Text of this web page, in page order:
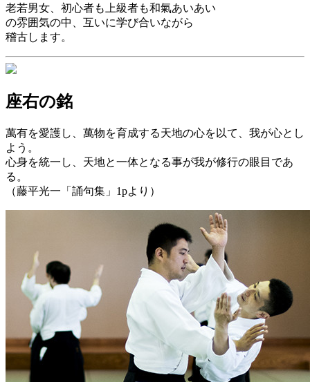
老若男女、初心者も上級者も和氣あいあい
の雰囲気の中、互いに学び合いながら
稽古します。
座右の銘
萬有を愛護し、萬物を育成する天地の心を以て、我が心とし
よう。
心身を統一し、天地と一体となる事が我が修行の眼目であ
る。
（藤平光一「誦句集」1pより）